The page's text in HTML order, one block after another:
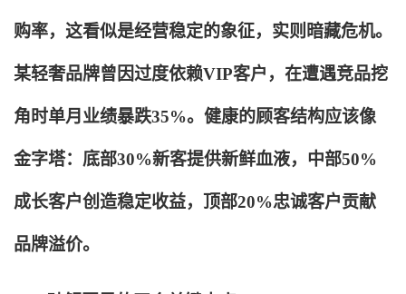
购率，这看似是经营稳定的象征，实则暗藏危机。
某轻奢品牌曾因过度依赖VIP客户，在遭遇竞品挖
角时单月业绩暴跌35%。健康的顾客结构应该像
金字塔：底部30%新客提供新鲜血液，中部50%
成长客户创造稳定收益，顶部20%忠诚客户贡献
品牌溢价。